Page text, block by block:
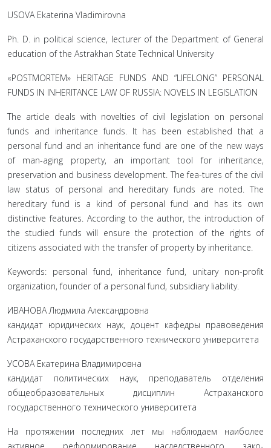
USOVA Ekaterina Vladimirovna
Ph. D. in political science, lecturer of the Department of General
education of the Astrakhan State Technical University
«POSTMORTEM» HERITAGE FUNDS AND “LIFELONG” PERSONAL
FUNDS IN INHERITANCE LAW OF RUSSIA: NOVELS IN LEGISLATION
The article deals with novelties of civil legislation on personal
funds and inheritance funds. It has been established that a
personal fund and an inheritance fund are one of the new ways
of man-aging property, an important tool for inheritance,
preservation and business development. The fea-tures of the civil
law status of personal and hereditary funds are noted. The
hereditary fund is a kind of personal fund and has its own
distinctive features. According to the author, the introduction of
the studied funds will ensure the protection of the rights of
citizens associated with the transfer of property by inheritance.
Keywords: personal fund, inheritance fund, unitary non-profit
organization, founder of a personal fund, subsidiary liability.
ИВАНОВА Людмила Александровна
кандидат юридических наук, доцент кафедры правоведения
Астраханского государственного технического университета
УСОВА Екатерина Владимировна
кандидат политических наук, преподаватель отделения
общеобразовательных дисциплин Астраханского
государственного технического университета
На протяжении последних лет мы наблюдаем наиболее